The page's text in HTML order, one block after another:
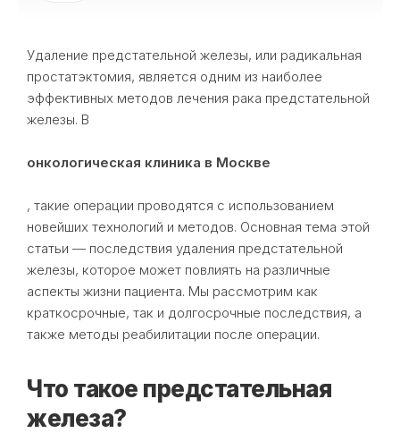
Удаление предстательной железы, или радикальная
простатэктомия, является одним из наиболее
эффективных методов лечения рака предстательной
железы. В
онкологическая клиника в Москве
, такие операции проводятся с использованием
новейших технологий и методов. Основная тема этой
статьи — последствия удаления предстательной
железы, которое может повлиять на различные
аспекты жизни пациента. Мы рассмотрим как
краткосрочные, так и долгосрочные последствия, а
также методы реабилитации после операции.
Что такое предстательная
железа?